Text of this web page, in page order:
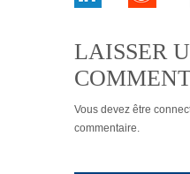
LAISSER
Vous devez être
commentaire.